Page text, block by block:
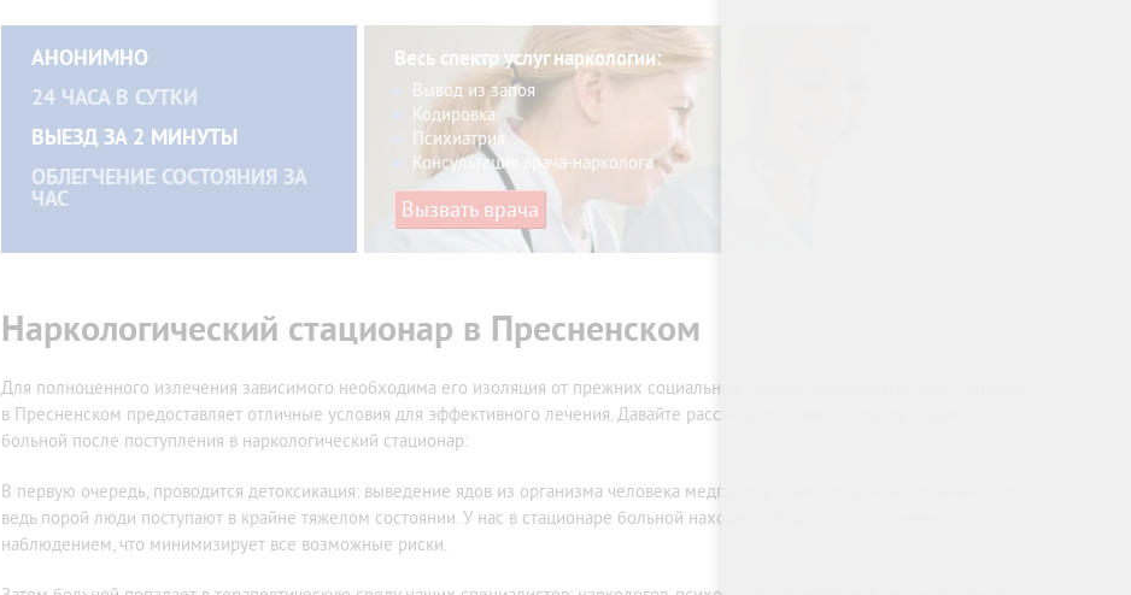
АНОНИМНО
24 ЧАСА В СУТКИ
ВЫЕЗД ЗА 2 МИНУТЫ
ОБЛЕГЧЕНИЕ СОСТОЯНИЯ ЗА
ЧАС
Весь спектр услуг наркологии:
Вывод из запоя
Кодировка
Психиатрия
Консультация врача-нарколога
Вызвать врача
Наркологический стационар в Пресненском
Для полноценного излечения зависимого необходима его изоляция от прежних социальных связей. Наркологический стационар
в Пресненском предоставляет отличные условия для эффективного лечения. Давайте рассмотрим, какие этапы проходит
больной после поступления в наркологический стационар:
В первую очередь, проводится детоксикация: выведение ядов из организма человека медпрепаратами. Это очень сложный этап,
ведь порой люди поступают в крайне тяжелом состоянии. У нас в стационаре больной находится под круглосуточным
наблюдением, что минимизирует все возможные риски.